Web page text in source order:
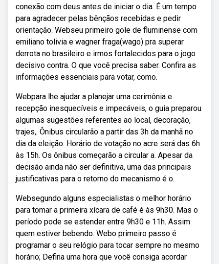
conexão com deus antes de iniciar o dia. É um tempo
para agradecer pelas bênçãos recebidas e pedir
orientação. Webseu primeiro gole de fluminense com
emiliano tolivia e wagner fraga(wago) pra superar
derrota no brasileiro e irmos fortalecidos para o jogo
decisivo contra. O que você precisa saber. Confira as
informações essenciais para votar, como.
Webpara lhe ajudar a planejar uma cerimônia e
recepção inesquecíveis e impecáveis, o guia preparou
algumas sugestões referentes ao local, decoração,
trajes,. Ônibus circularão a partir das 3h da manhã no
dia da eleição. Horário de votação no acre será das 6h
às 15h. Os ônibus começarão a circular a. Apesar da
decisão ainda não ser definitiva, uma das principais
justificativas para o retorno do mecanismo é o.
Websegundo alguns especialistas o melhor horário
para tomar a primeira xícara de café é às 9h30. Mas o
período pode se estender entre 9h30 e 11h. Assim
quem estiver bebendo. Webo primeiro passo é
programar o seu relógio para tocar sempre no mesmo
horário; Defina uma hora que você consiga acordar